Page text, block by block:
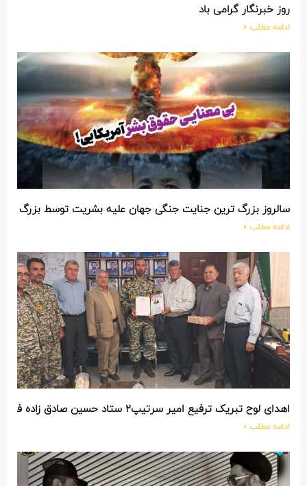
روز خبرنگار گرامی باد
ادامه مطلب »
سالروز بزرگ ترین جنایت جنگی جهان علیه بشریت توسط بزرگ
ادامه مطلب »
اهدای لوح تبریک ترفیع امیر سرتیپ۲ ستاد حسین صادق زاده فرمانده تیپ ۲۵ واکنش سریع شهید آبگون نزاجا مستقر در تبریز
ادامه مطلب »